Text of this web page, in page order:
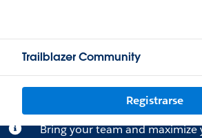
Trailblazer Community
Registrarse
Bring your team and